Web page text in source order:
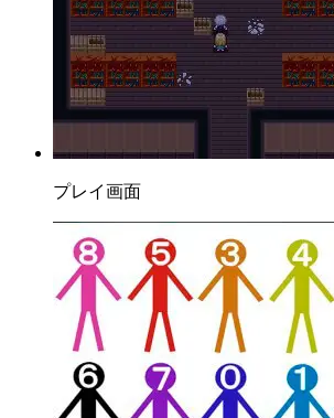
プレイ画面